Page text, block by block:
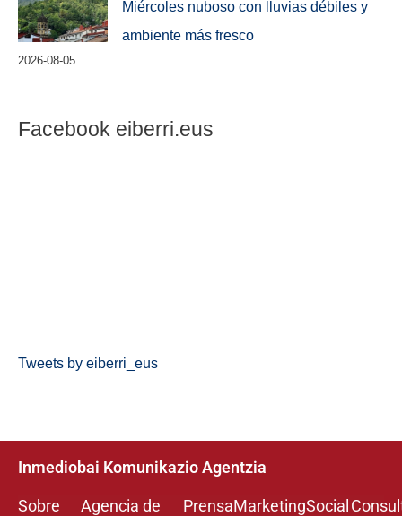
Miércoles nuboso con lluvias débiles y
ambiente más fresco
2026-08-05
Facebook eiberri.eus
Tweets by eiberri_eus
Inmediobai Komunikazio Agentzia
Sobre
Agencia de
PrensaMarketingSocial